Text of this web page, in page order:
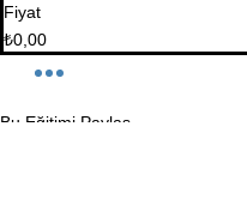
Fiyat
₺0,00
Bu Eğitimi Paylaş